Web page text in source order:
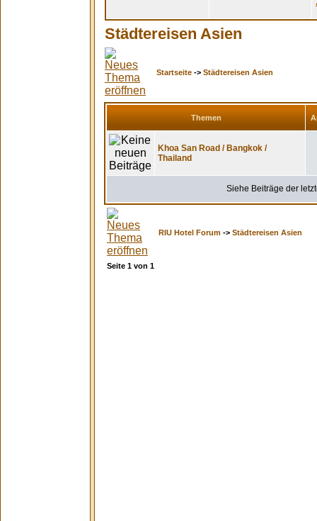
Städtereisen Asien
Startseite -> Städtereisen Asien
Themen
Khoa San Road / Bangkok /
Thailand
Siehe Beiträge der
RIU Hotel Forum -> Städtereisen Asien
Seite 1 von 1